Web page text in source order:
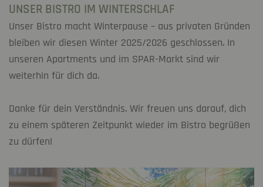
UNSER BISTRO IM WINTERSCHLAF
Unser Bistro macht Winterpause – aus privaten Gründen
bleiben wir diesen Winter 2025/2026 geschlossen. In
unseren Apartments und im SPAR-Markt sind wir
weiterhin für dich da.
Danke für dein Verständnis. Wir freuen uns darauf, dich
zu einem späteren Zeitpunkt wieder im Bistro begrüßen
zu dürfen!